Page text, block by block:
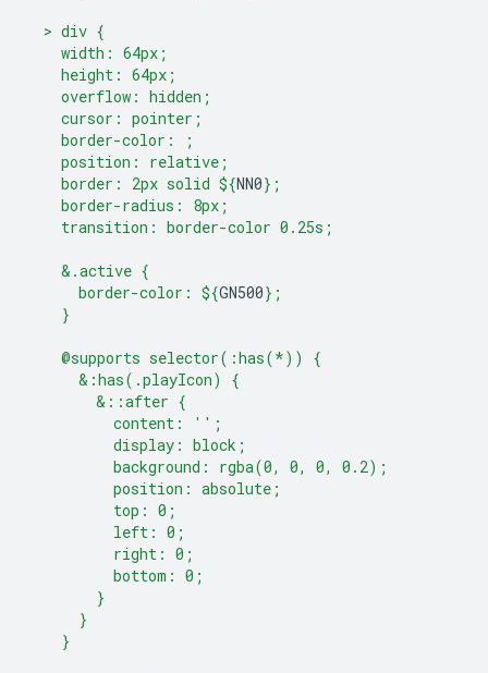
  > div {
    width: 64px;
    height: 64px;
    overflow: hidden;
    cursor: pointer;
    border-color: ;
    position: relative;
    border: 2px solid
${NN0} ;
    border-radius: 8px;
    transition: border-color 0.25s;
    &.active {
      border-color:
${GN500} ;
    }
    @supports selector(:has(*)) {
      &:has(.playIcon) {
        &::after {
          content: '';
          display: block;
          background: rgba(0, 0, 0, 0.2);
          position: absolute;
          top: 0;
          left: 0;
          right: 0;
          bottom: 0;
        }
      }
    }